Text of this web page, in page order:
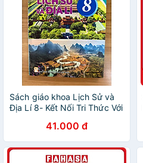
Sách giáo khoa Lịch Sử và
Địa Lí 8- Kết Nối Tri Thức Với
sách, nhãn tên)
41.000 đ